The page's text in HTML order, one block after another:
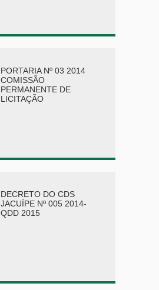
PORTARIA Nº 03 2014
COMISSÃO
PERMANENTE DE
LICITAÇÃO
DECRETO DO CDS
JACUÍPE Nº 005 2014-
QDD 2015